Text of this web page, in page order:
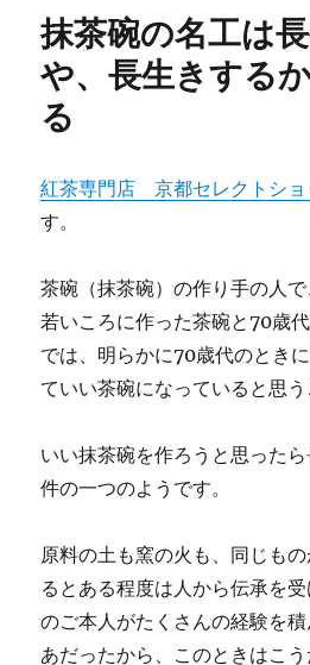
抹茶碗の名工は
や、長生きする
る
紅茶専門店 京都セレクトショ
す。
茶碗（抹茶碗）の作り手の人
若いころに作った茶碗と70歳
では、明らかに70歳代のとき
ていい茶碗になっていると思う
いい抹茶碗を作ろうと思った
件の一つのようです。
原料の土も窯の火も、同じも
るとある程度は人から伝承を
のご本人がたくさんの経験を
あだったから、このときはこ